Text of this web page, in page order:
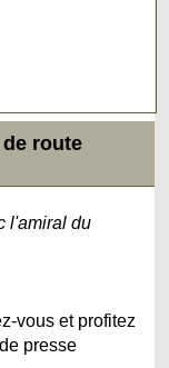
route
l'amiral du
vous et profitez
presse